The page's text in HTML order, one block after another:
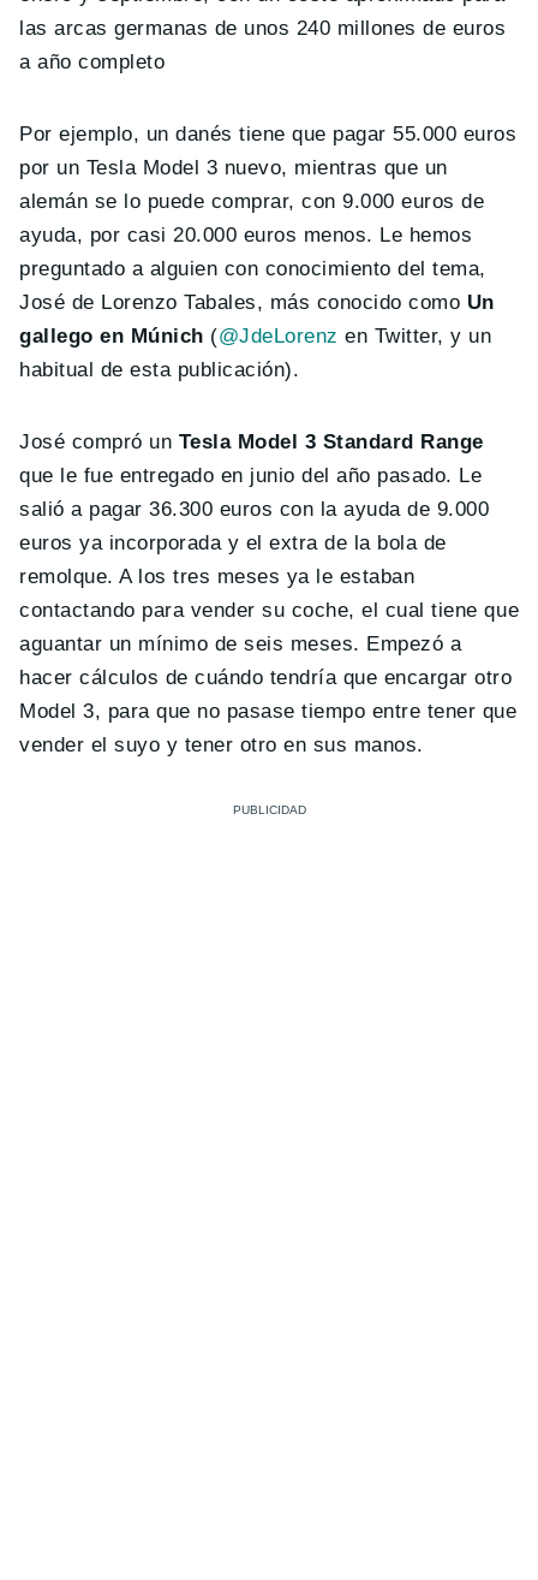
las arcas germanas de unos 240 millones de euros
a año completo
Por ejemplo, un danés tiene que pagar 55.000 euros
por un Tesla Model 3 nuevo, mientras que un
alemán se lo puede comprar, con 9.000 euros de
ayuda, por casi 20.000 euros menos. Le hemos
preguntado a alguien con conocimiento del tema,
José de Lorenzo Tabales, más conocido como Un
gallego en Múnich (@JdeLorenz en Twitter, y un
habitual de esta publicación).
José compró un Tesla Model 3 Standard Range
que le fue entregado en junio del año pasado. Le
salió a pagar 36.300 euros con la ayuda de 9.000
euros ya incorporada y el extra de la bola de
remolque. A los tres meses ya le estaban
contactando para vender su coche, el cual tiene que
aguantar un mínimo de seis meses. Empezó a
hacer cálculos de cuándo tendría que encargar otro
Model 3, para que no pasase tiempo entre tener que
vender el suyo y tener otro en sus manos.